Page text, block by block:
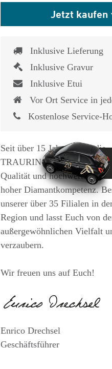
Jetzt kaufen
Inklusive Lieferung
Inklusive Gravur
Inklusive Etui
Vor Ort Service in
Kostenlose Service-
Seit über 15 Jahren steht die
TRAURINGSCHMIEDE für
Qualität und hochwertige
hoher Diamantkompetenz.
unserer über 35 Filialen in
Region und lasst Euch von
außergewöhnlichen Vielfalt
verzaubern.
Wir freuen uns auf Euch!
Enrico Drechsel
Geschäftsführer